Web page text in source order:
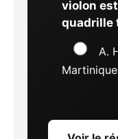
violon
quadrille
A.
Martinique